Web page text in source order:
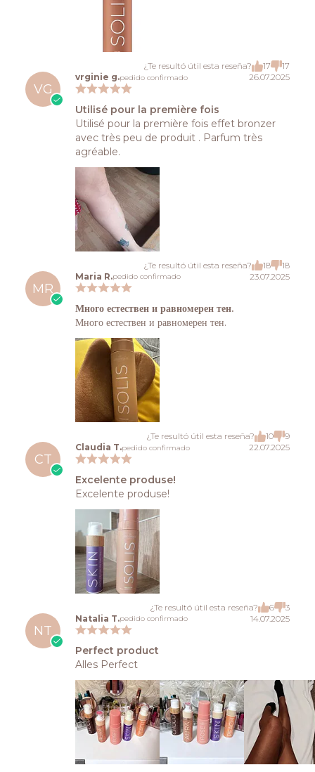
¿Te resultó útil esta reseña? 17 17
VG
vrginie g.pedido confirmado 26.07.2025
Utilisé pour la première fois
Utilisé pour la première fois effet bronzer
avec très peu de produit . Parfum très
agréable.
¿Te resultó útil esta reseña? 18 18
MR
Maria R.pedido confirmado 23.07.2025
Много естествен и равномерен тен.
Много естествен и равномерен тен.
¿Te resultó útil esta reseña? 10 9
CT
Claudia T.pedido confirmado 22.07.2025
Excelente produse!
Excelente produse!
¿Te resultó útil esta reseña? 6 3
NT
Natalia T.pedido confirmado 14.07.2025
Perfect product
Alles Perfect